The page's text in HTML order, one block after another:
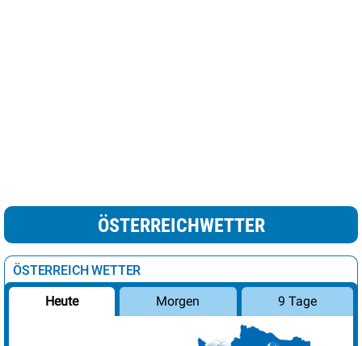
ÖSTERREICHWETTER
ÖSTERREICH WETTER
Heute Morgen 9 Tage